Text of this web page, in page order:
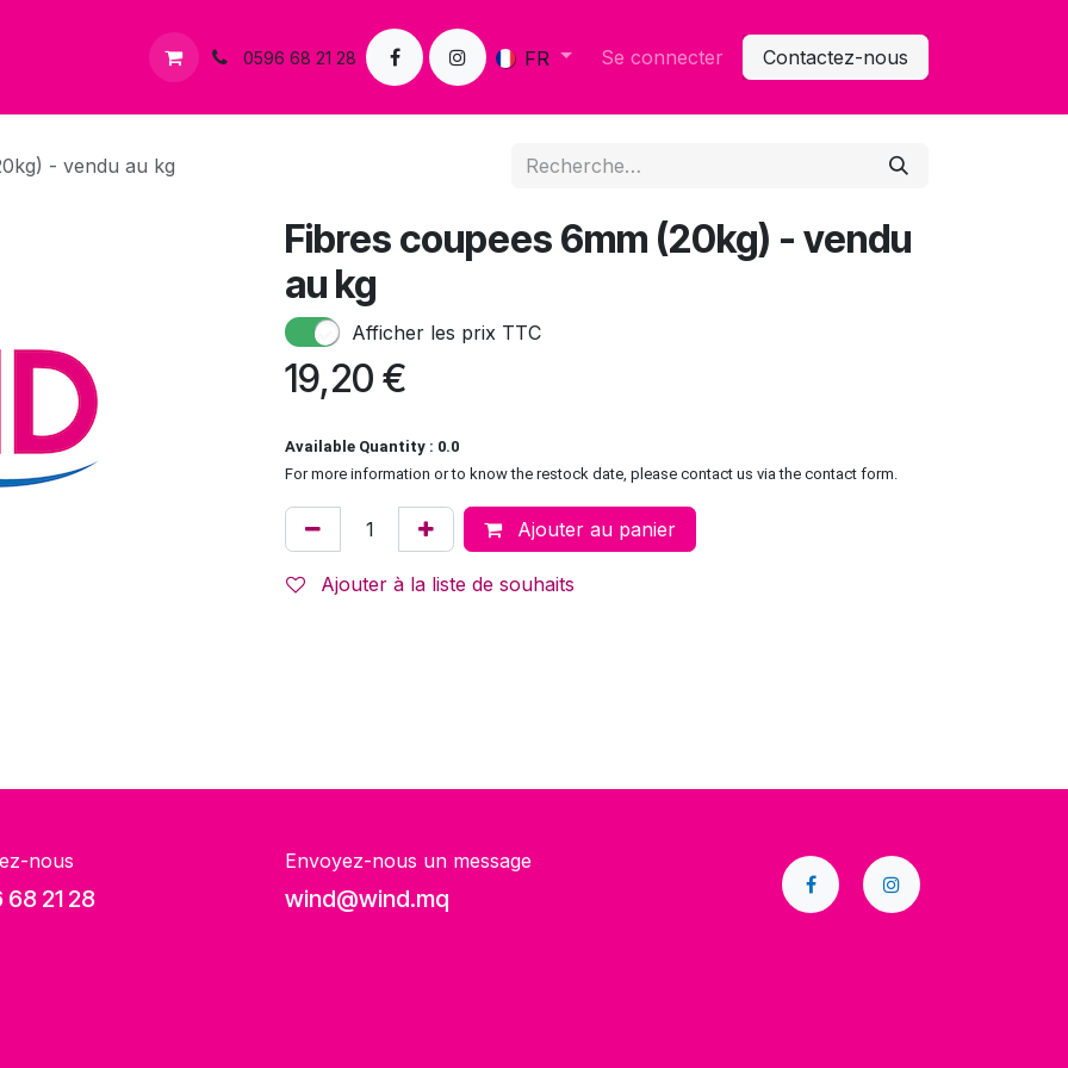
Contactez-nous 0596 68 21 28 FR Se connecter Contactez-nous
- vendu au kg
Fibres coupees 6mm (20kg) - vendu
au kg
Afficher les prix TTC
19,20 €
Available Quantity : 0.0
For more information or to know the restock date, please contact us via the contact form.
Ajouter au panier
Ajouter à la liste de souhaits
nous
21 28
Envoyez-nous un message
wind@wind.mq